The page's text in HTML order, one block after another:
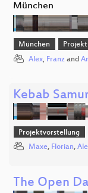
München
München Projekt
Alex, Franz and
Kebab
Projektvorstellung
Maxe, Florian,
The Open